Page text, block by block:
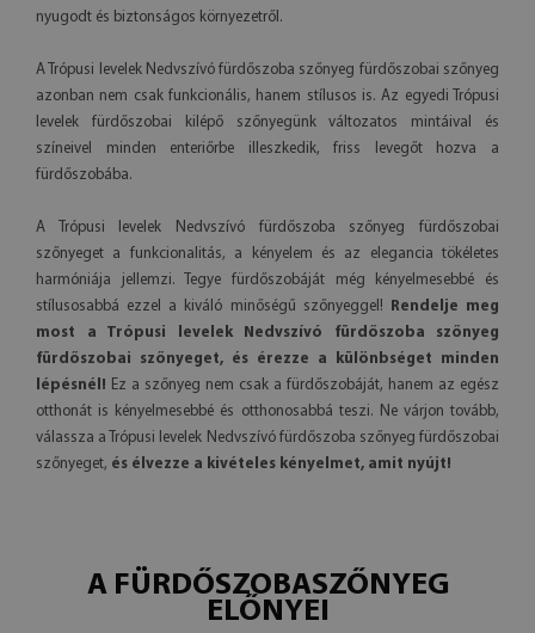
nyugodt és biztonságos környezetről.
A Trópusi levelek Nedvszívó fürdőszoba szőnyeg fürdőszobai szőnyeg
azonban nem csak funkcionális, hanem stílusos is. Az egyedi Trópusi
levelek fürdőszobai kilépő szőnyegünk változatos mintáival és
színeivel minden enteriőrbe illeszkedik, friss levegőt hozva a
fürdőszobába.
A Trópusi levelek Nedvszívó fürdőszoba szőnyeg fürdőszobai
szőnyeget a funkcionalitás, a kényelem és az elegancia tökéletes
harmóniája jellemzi. Tegye fürdőszobáját még kényelmesebbé és
stílusosabbá ezzel a kiváló minőségű szőnyeggel!
Rendelje meg
most a Trópusi levelek Nedvszívó fürdőszoba szőnyeg
fürdőszobai szőnyeget, és érezze a különbséget minden
lépésnél! Ez a szőnyeg nem csak a fürdőszobáját, hanem az egész
otthonát is kényelmesebbé és otthonosabbá teszi. Ne várjon tovább,
válassza a Trópusi levelek Nedvszívó fürdőszoba szőnyeg fürdőszobai
szőnyeget, és élvezze a kivételes kényelmet, amit nyújt!
A FÜRDŐSZOBASZŐNYEG
ELŐNYEI